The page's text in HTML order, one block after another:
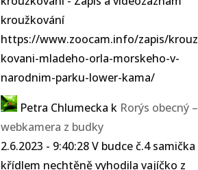
kroužkování
https://www.zoocam.info/zapis/krouz
kovani-mladeho-orla-morskeho-v-
narodnim-parku-lower-kama/
Petra Chlumecka k Rorýs obecný –
webkamera z budky
2.6.2023 - 9:40:28 V budce č.4 samička
křídlem nechtěně vyhodila vajíčko z